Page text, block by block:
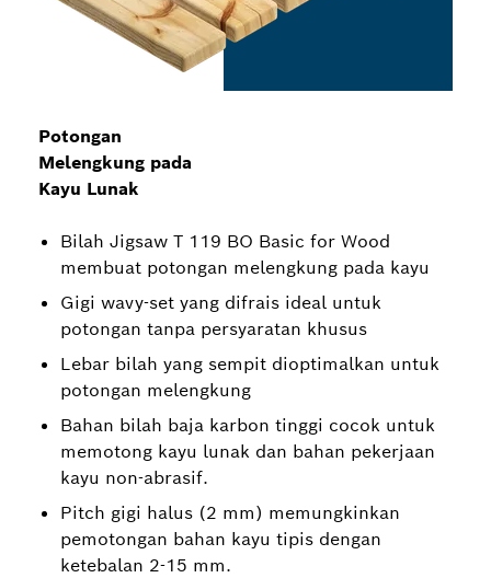
Potongan
Melengkung pada
Kayu Lunak
Bilah Jigsaw T 119 BO Basic for Wood
membuat potongan melengkung pada kayu
Gigi wavy-set yang difrais ideal untuk
potongan tanpa persyaratan khusus
Lebar bilah yang sempit dioptimalkan untuk
potongan melengkung
Bahan bilah baja karbon tinggi cocok untuk
memotong kayu lunak dan bahan pekerjaan
kayu non-abrasif.
Pitch gigi halus (2 mm) memungkinkan
pemotongan bahan kayu tipis dengan
ketebalan 2-15 mm.